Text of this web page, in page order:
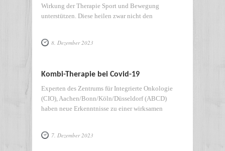
Wirkung der Therapie Sport und Bewegung
unterstützen. Diese heilen zwar nicht den
8. Dezember 2023
Kombi-Therapie bei Covid-19
Experten des Zentrums für Integrierte Onkologie
(CIO), Aachen/Bonn/Köln/Düsseldorf (ABCD)
haben neue Erkenntnisse zu einer wirksamen
7. Dezember 2023